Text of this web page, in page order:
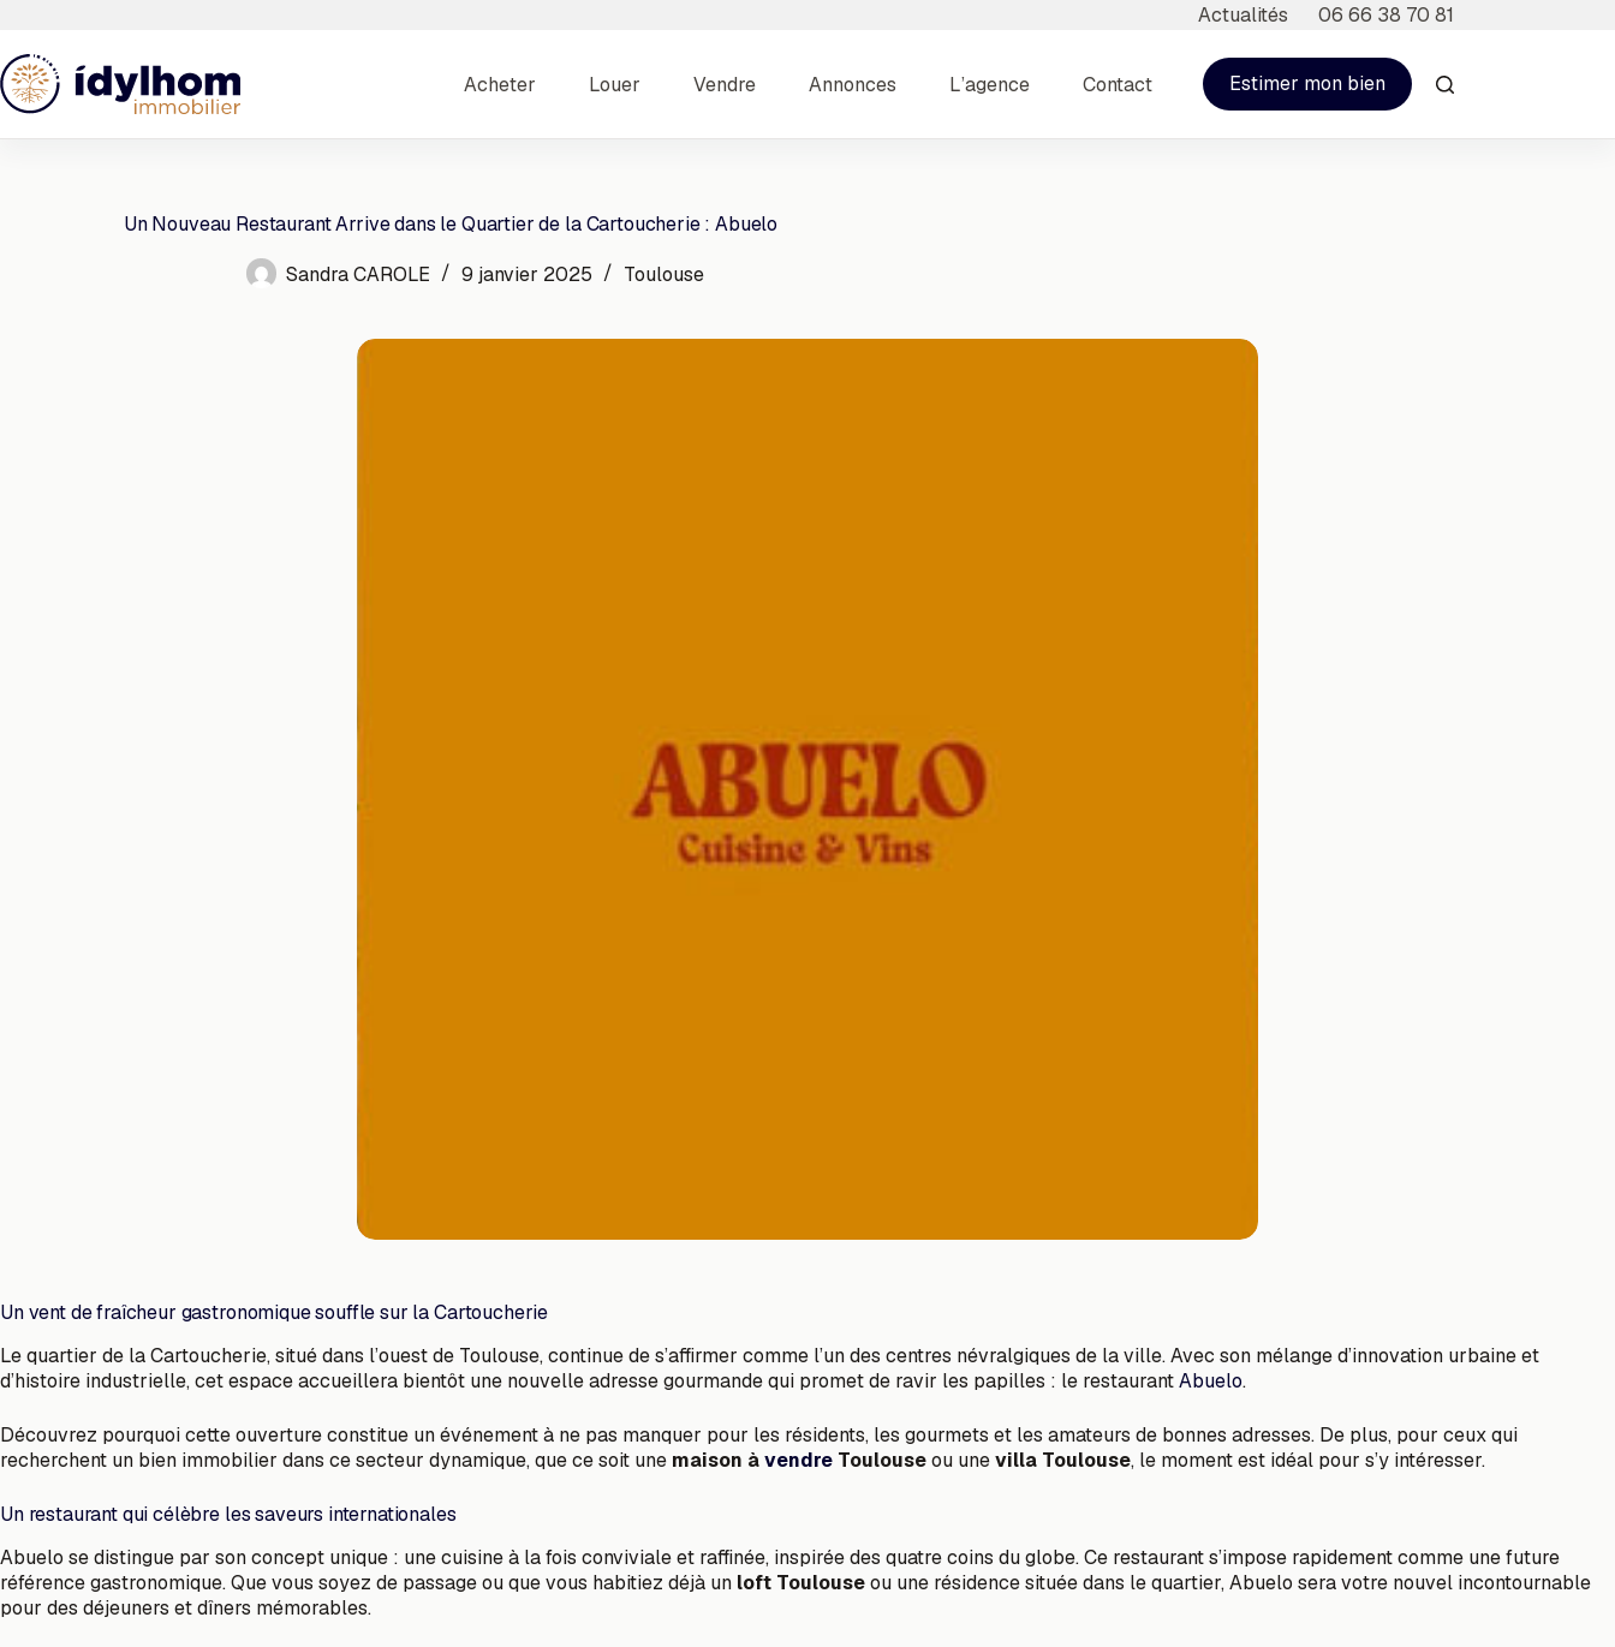
contenu
Actualités 06 66 38 70 81
Acheter Louer Vendre Annonces L’agence Contact Estimer mon bien
Un Nouveau Restaurant Arrive dans le Quartier de la Cartoucherie : Abuelo
Sandra CAROLE
9 janvier 2025 Toulouse
Un vent de fraîcheur gastronomique souffle sur la Cartoucherie
Le quartier de la Cartoucherie, situé dans l’ouest de Toulouse, continue de s’affirmer comme l’un des centres névralgiques de la ville. Avec son mélange d’innovation urbaine et
d’histoire industrielle, cet espace accueillera bientôt une nouvelle adresse gourmande qui promet de ravir les papilles : le restaurantAbuelo.
Découvrez pourquoi cette ouverture constitue un événement à ne pas manquer pour les résidents, les gourmets et les amateurs de bonnes adresses. De plus, pour ceux qui
recherchent un bien immobilier dans ce secteur dynamique, que ce soit une maison àvendre Toulouseou unevilla Toulouse, le moment est idéal pour s’y intéresser.
Un restaurant qui célèbre les saveurs internationales
Abuelo se distingue par son concept unique : une cuisine à la fois conviviale et raffinée, inspirée des quatre coins du globe. Ce restaurant s’impose rapidement comme une future
référence gastronomique. Que vous soyez de passage ou que vous habitiez déjà un loft Toulouseou une résidence située dans le quartier, Abuelo sera votre nouvel incontournable
pour des déjeuners et dîners mémorables.